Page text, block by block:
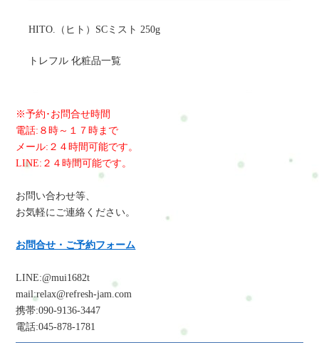
HITO.（ヒト）SCミスト 250g
トレフル 化粧品一覧
※予約･お問合せ時間
電話:８時～１７時まで
メール:２４時間可能です。
LINE:２４時間可能です。
お問い合わせ等、
お気軽にご連絡ください。
お問合せ・ご予約フォーム
LINE:@mui1682t
mail:relax@refresh-jam.com
携帯:090-9136-3447
電話:045-878-1781